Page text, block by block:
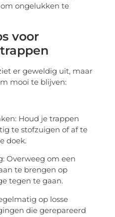
ongelukken te
voor
er geweldig uit, maar
mooi te blijven:
Houd je trappen
te stofzuigen of af te
doek.
Overweeg om een
te brengen op
tegen te gaan.
op losse
die gerepareerd